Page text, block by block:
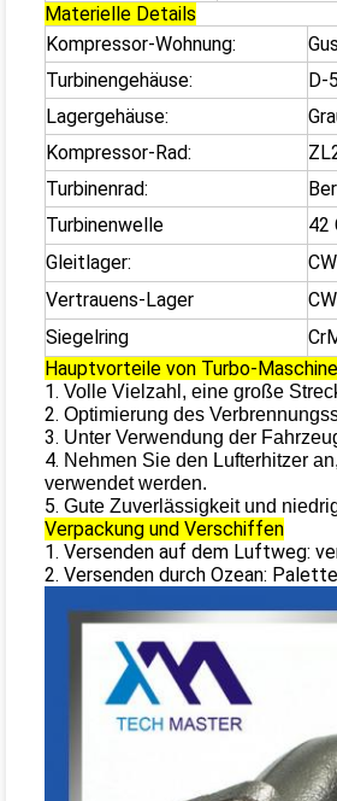
Materielle Details
Kompressor-Wohnung:
Turbinengehäuse:
D-
Lagergehäuse:
Kompressor-Rad:
Turbinenrad:
Turbinenwelle
42
Gleitlager:
Vertrauens-Lager
Siegelring
Hauptvorteile von Turbo-
1. Volle Vielzahl, eine große
2. Optimierung des
3. Unter Verwendung der
4. Nehmen Sie den Lufterhitzer
verwendet werden.
5. Gute Zuverlässigkeit und
Verpackung und Verschiffen
1. Versenden auf dem Luftweg:
2. Versenden durch Ozean: